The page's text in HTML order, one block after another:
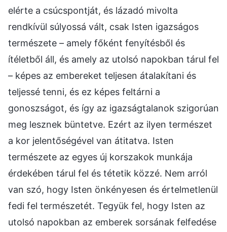
elérte a csúcspontját, és lázadó mivolta
rendkívül súlyossá vált, csak Isten igazságos
természete – amely főként fenyítésből és
ítéletből áll, és amely az utolsó napokban tárul fel
– képes az embereket teljesen átalakítani és
teljessé tenni, és ez képes feltárni a
gonoszságot, és így az igazságtalanok szigorúan
meg lesznek büntetve. Ezért az ilyen természet
a kor jelentőségével van átitatva. Isten
természete az egyes új korszakok munkája
érdekében tárul fel és tétetik közzé. Nem arról
van szó, hogy Isten önkényesen és értelmetlenül
fedi fel természetét. Tegyük fel, hogy Isten az
utolsó napokban az emberek sorsának felfedése